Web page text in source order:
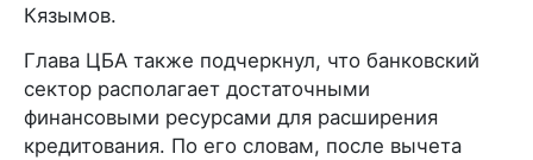
Кязымов.
Глава ЦБА также подчеркнул, что банковский
сектор располагает достаточными
финансовыми ресурсами для расширения
кредитования. По его словам, после вычета